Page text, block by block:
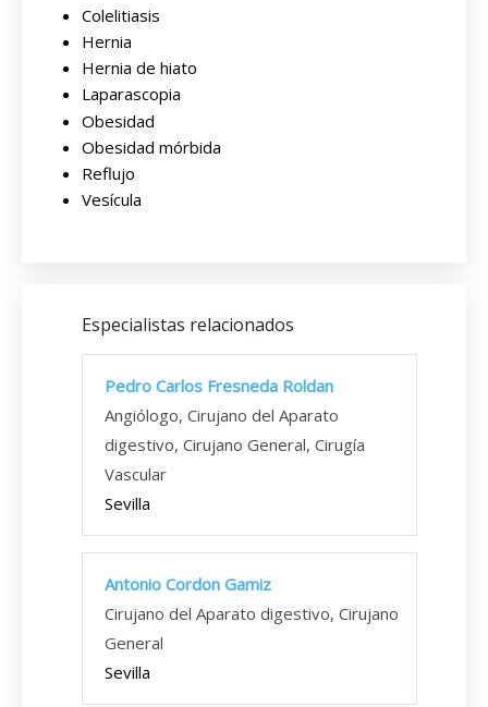
Colelitiasis
Hernia
Hernia de hiato
Laparascopia
Obesidad
Obesidad mórbida
Reflujo
Vesícula
Especialistas relacionados
Pedro Carlos Fresneda Roldan
Angiólogo, Cirujano del Aparato
digestivo, Cirujano General, Cirugía
Vascular
Sevilla
Antonio Cordon Gamiz
Cirujano del Aparato digestivo, Cirujano
General
Sevilla